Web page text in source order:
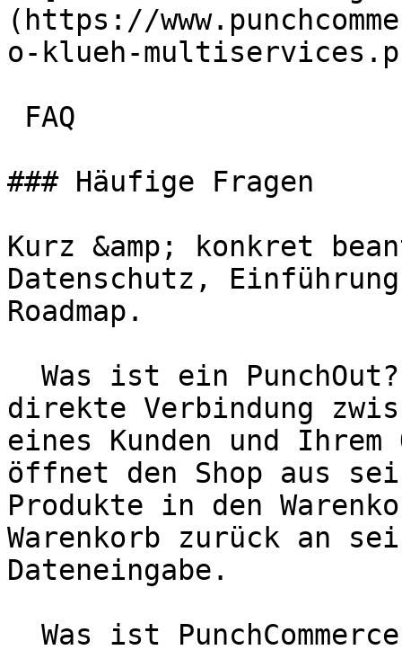
(https://
o-klueh-
### Häufige Fragen
Kurz &amp; konkret
Datenschutz,
Roadmap.
direkte Verbindung
eines Kunden und Ihrem
öffnet den Shop aus
Produkte in den
Warenkorb zurück an
Dateneingabe.